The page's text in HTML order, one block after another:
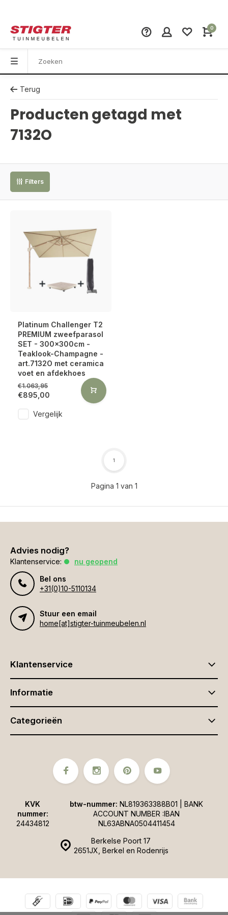
0
Terug
Producten getagd met
7132O
Filters
Platinum Challenger T2
PREMIUM zweefparasol
SET - 300x300cm -
Teaklook-Champagne -
art.7132O met ceramica
voet en afdekhoes
€1.063,95
€895,00
Vergelijk
Pagina 1 van 1
1
Advies nodig?
Klantenservice:
nu geopend
Bel ons
+31(0)10-5110134
Stuur een email
home[at]stigter-tuinmeubelen.nl
Klantenservice
Informatie
Categorieën
Berkelse Poort 17
2651JX, Berkel en Rodenrijs
KVK
nummer:
24434812
btw-nummer: NL819363388B01 | BANK
ACCOUNT NUMBER :IBAN
NL63ABNA0504411454